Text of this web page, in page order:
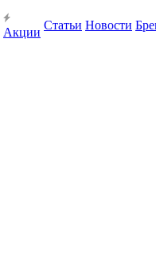
Акции
Статьи Новости